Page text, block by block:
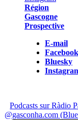
Région
Gascogne
Prospective
E-mail
Facebook
Bluesky
Podcasts sur Ràdio
@gasconha.com